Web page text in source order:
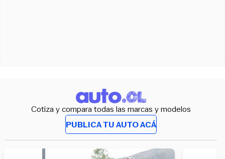
Cotiza y compara todas las marcas y modelos
PUBLICA TU AUTO ACÁ